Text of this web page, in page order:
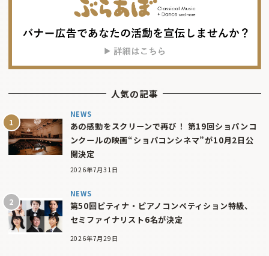
人気の記事
NEWS
あの感動をスクリーンで再び！ 第19回ショパンコ
ンクールの映画“ショパコンシネマ”が10月2日公
開決定
2026年7月31日
NEWS
第50回ピティナ・ピアノコンペティション特級、
セミファイナリスト6名が決定
2026年7月29日